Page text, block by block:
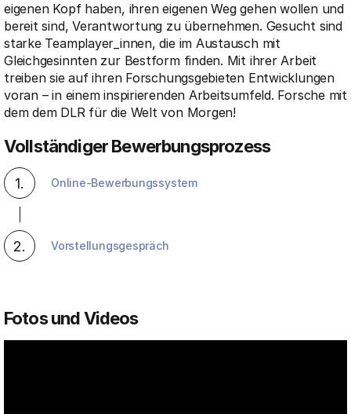
eigenen Kopf haben, ihren eigenen Weg gehen wollen und
bereit sind, Verantwortung zu übernehmen. Gesucht sind
starke Teamplayer_innen, die im Austausch mit
Gleichgesinnten zur Bestform finden. Mit ihrer Arbeit
treiben sie auf ihren Forschungsgebieten Entwicklungen
voran – in einem inspirierenden Arbeitsumfeld. Forsche mit
dem dem DLR für die Welt von Morgen!
Vollständiger Bewerbungsprozess
1. Online-Bewerbungssystem
2. Vorstellungsgespräch
Fotos und Videos